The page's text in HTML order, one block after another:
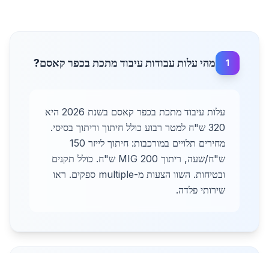
1 מהי עלות עבודות עיבוד מתכת בכפר קאסם?
עלות עיבוד מתכת בכפר קאסם בשנת 2026 היא
320 ש"ח למטר רבוע כולל חיתוך וריתוך בסיסי.
מחירים תלויים במורכבות: חיתוך לייזר 150
ש"ח/שעה, ריתוך MIG 200 ש"ח. כולל תקנים
ובטיחות. השוו הצעות מ-multiple ספקים. ראו
שירותי פלדה.